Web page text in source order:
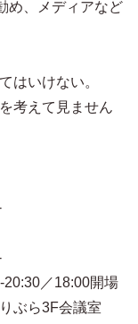
め、メディアなど
はいけない。
考えて見ません
／18:00開場
ら3F会議室